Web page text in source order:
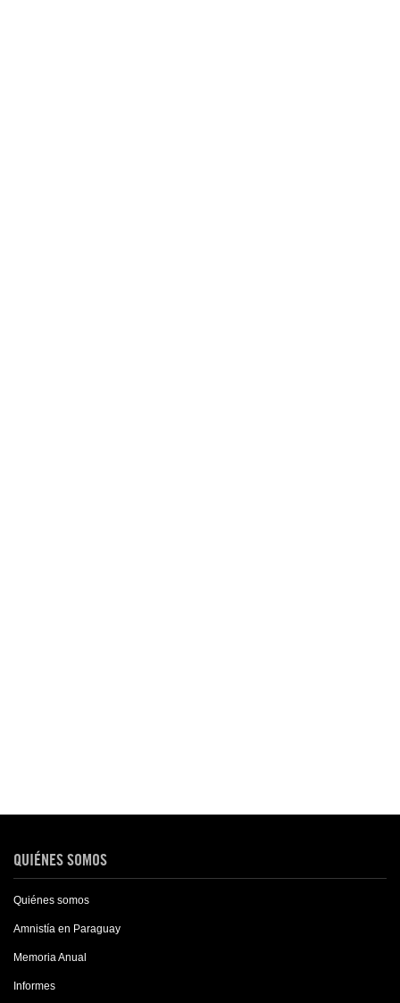
QUIÉNES SOMOS
Quiénes somos
Amnistía en Paraguay
Memoria Anual
Informes